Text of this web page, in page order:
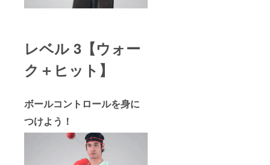
レベル 3【ウォー
ク＋ヒット】
ボールコントロールを身に
つけよう！